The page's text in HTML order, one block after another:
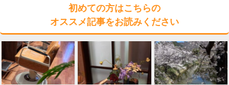
初めての方はこちらの
オススメ記事をお読みください